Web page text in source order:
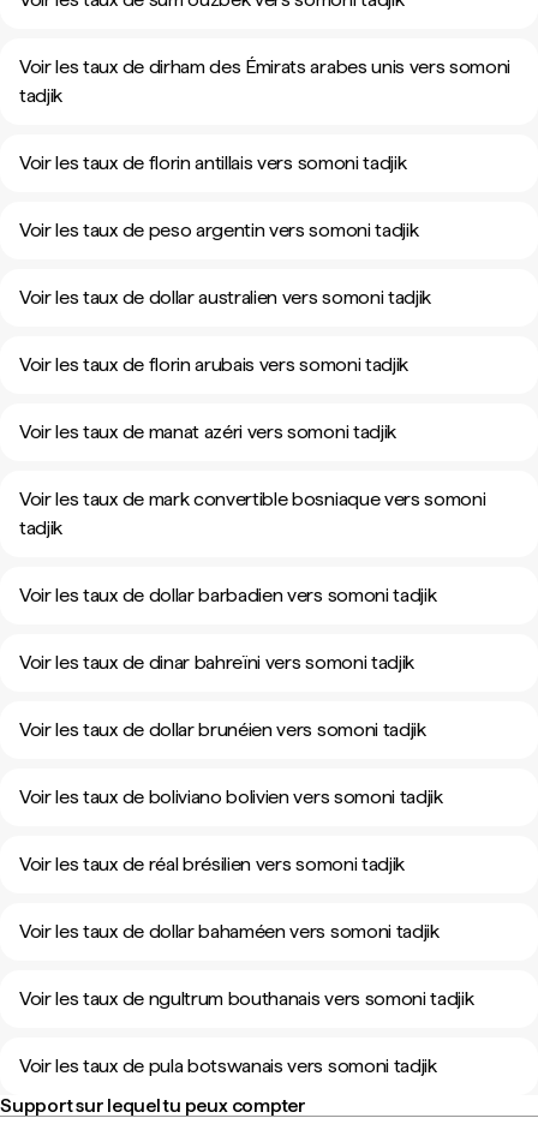
Voir les taux de dirham des Émirats arabes unis vers somoni
tadjik
Voir les taux de florin antillais vers somoni tadjik
Voir les taux de peso argentin vers somoni tadjik
Voir les taux de dollar australien vers somoni tadjik
Voir les taux de florin arubais vers somoni tadjik
Voir les taux de manat azéri vers somoni tadjik
Voir les taux de mark convertible bosniaque vers somoni
tadjik
Voir les taux de dollar barbadien vers somoni tadjik
Voir les taux de dinar bahreïni vers somoni tadjik
Voir les taux de dollar brunéien vers somoni tadjik
Voir les taux de boliviano bolivien vers somoni tadjik
Voir les taux de réal brésilien vers somoni tadjik
Voir les taux de dollar bahaméen vers somoni tadjik
Voir les taux de ngultrum bouthanais vers somoni tadjik
Voir les taux de pula botswanais vers somoni tadjik
Support sur lequel tu peux compter